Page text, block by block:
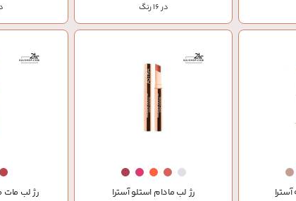
در 16 رنگ
رژ لب مادام استلو آسترا رژ لب مات